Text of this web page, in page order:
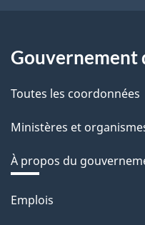
Gouvernement
Toutes les coordonnées
Ministères et
À propos du
Thèmes
Emplois